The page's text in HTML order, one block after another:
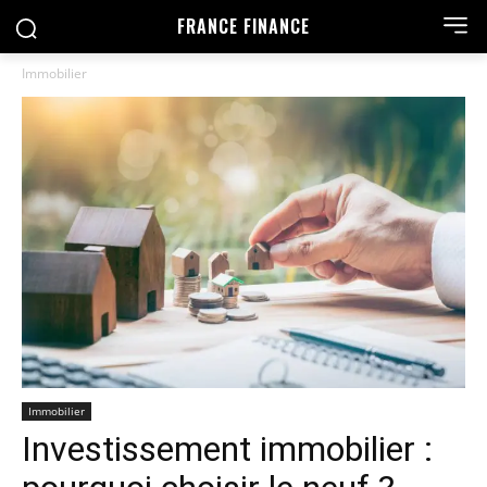
FRANCE FINANCE
Immobilier
Immobilier
Investissement immobilier :